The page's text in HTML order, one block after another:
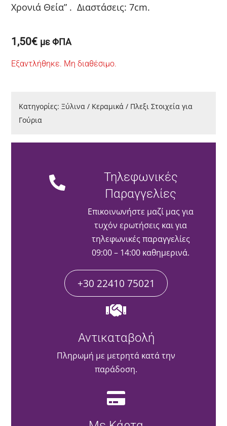
Χρονιά Θεία” . Διαστάσεις: 7cm.
1,50€ με ΦΠΑ
Εξαντλήθηκε. Μη διαθέσιμο.
Κατηγορίες:Ξύλινα / Κεραμικά / Πλεξι Στοιχεία για
Γούρια
Τηλεφωνικές
Παραγγελίες
Επικοινωνήστε μαζί μας για
τυχόν ερωτήσεις και για
τηλεφωνικές παραγγελίες
09:00 – 14:00 καθημερινά.
+30 22410 75021
Αντικαταβολή
Πληρωμή με μετρητά κατά την
παράδοση.